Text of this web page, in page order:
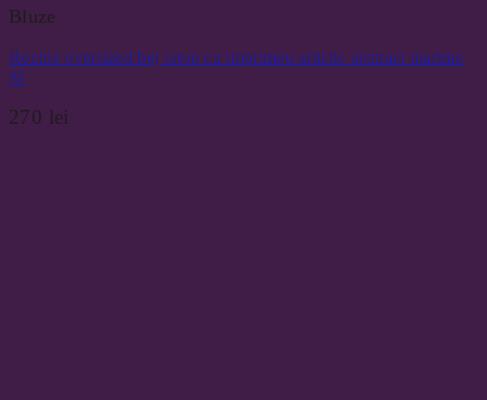
Bluze
Rochie oversized bej crem cu imprimeu artistic abstract marime
M
270 lei